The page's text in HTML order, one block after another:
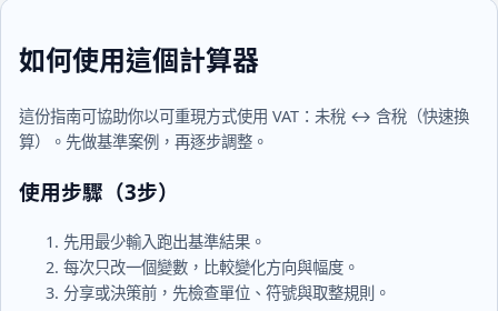
如何使用這個計算器
這份指南可協助你以可重現方式使用 VAT：未稅 ↔ 含稅（快速換
算）。先做基準案例，再逐步調整。
使用步驟（3步）
先用最少輸入跑出基準結果。
每次只改一個變數，比較變化方向與幅度。
分享或決策前，先檢查單位、符號與取整規則。